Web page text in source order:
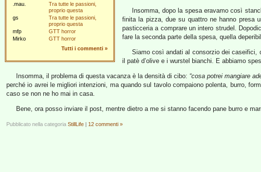
.mau.
Tra tutte le passioni,
proprio questa
gs
Tra tutte le passioni,
proprio questa
mfp
GTT horror
Mirko
GTT horror
Tutti i commenti »
Insomma, dopo la spesa eravamo così
finita la pizza, due su quattro ne hanno presa
pasticceria a comprare un intero strudel.
fare la seconda parte della spesa, quella
Siamo così andati al consorzio dei caseifici,
il patè d’olive e i wurstel bianchi. E abbiamo
Insomma, il problema di questa vacanza è la densità di cibo: “cosa potrei mangiare
perché io avrei le migliori intenzioni, ma quando sul tavolo compaiono polenta, burro,
caso se non ne ho mai in casa.
Bene, ora posso inviare il post, mentre dietro a me si stanno facendo pane burro e
Pubblicato nella categoria StillLife | 12 commenti »